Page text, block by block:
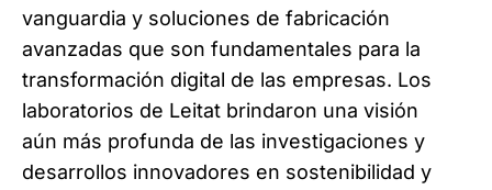
vanguardia y soluciones de fabricación
avanzadas que son fundamentales para la
transformación digital de las empresas. Los
laboratorios de Leitat brindaron una visión
aún más profunda de las investigaciones y
desarrollos innovadores en sostenibilidad y